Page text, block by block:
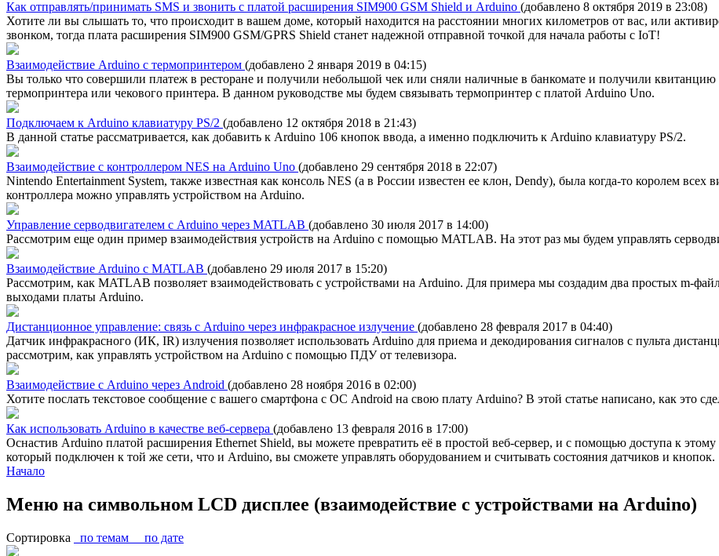
Как отправлять/принимать SMS и звонить с платой расширения SIM900 GSM Shield и Arduino (добавлено 8 октября 2019 в 23:08)
Хотите ли вы слышать то, что происходит в вашем доме, который находится на расстоянии многих километров от вас, или
звонком, тогда плата расширения SIM900 GSM/GPRS Shield станет надежной отправной точкой для начала работы с IoT!
Взаимодействие Arduino с термопринтером (добавлено 2 января 2019 в 04:15)
Вы только что совершили платеж в ресторане и получили небольшой чек или сняли наличные в банкомате и получили
термопринтера или чекового принтера. В данном руководстве мы будем связывать термопринтер с платой Arduino Uno.
Подключаем к Arduino клавиатуру PS/2 (добавлено 12 октября 2018 в 21:43)
В данной статье рассматривается, как добавить к Arduino 106 кнопок ввода, а именно подключить к Arduino клавиатуру PS/2.
Взаимодействие с контроллером NES на Arduino Uno (добавлено 29 сентября 2018 в 22:07)
Nintendo Entertainment System, также известная как консоль NES (а в России известен ее клон, Dendy), была когда-то королем
контроллера можно управлять устройством на Arduino.
Управление серводвигателем с Arduino через MATLAB (добавлено 30 июля 2017 в 14:00)
Рассмотрим еще один пример взаимодействия устройств на Arduino с помощью MATLAB. На этот раз мы будем управлять
Взаимодействие Arduino с MATLAB (добавлено 29 июля 2017 в 15:20)
Рассмотрим, как MATLAB позволяет взаимодействовать с устройствами на Arduino. Для примера мы создадим два простых m-
выходами платы Arduino.
Дистанционное управление: связь с Arduino через инфракрасное излучение (добавлено 28 февраля 2017 в 04:40)
Датчик инфракрасного (ИК, IR) излучения позволяет использовать Arduino для приема и декодирования сигналов с пульта
рассмотрим, как управлять устройством на Arduino с помощью ПДУ от телевизора.
Взаимодействие с Arduino через Android (добавлено 28 ноября 2016 в 02:00)
Хотите послать текстовое сообщение с вашего смартфона с ОС Android на свою плату Arduino? В этой статье написано, как это
Как использовать Arduino в качестве веб-сервера (добавлено 13 февраля 2016 в 17:00)
Оснастив Arduino платой расширения Ethernet Shield, вы можете превратить её в простой веб-сервер, и с помощью доступа к
который подключен к той же сети, что и Arduino, вы сможете управлять оборудованием и считывать состояния датчиков и кнопок.
Начало
Меню на символьном LCD дисплее (взаимодействие с устройствами на Arduino)
Сортировка по темам по дате